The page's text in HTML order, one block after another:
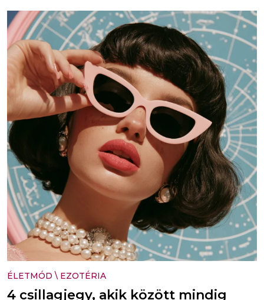
ÉLETMÓD \ EZOTÉRIA
4 csillagjegy, akik között mindig